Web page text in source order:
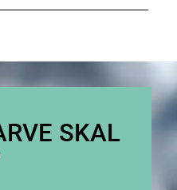
SKAL